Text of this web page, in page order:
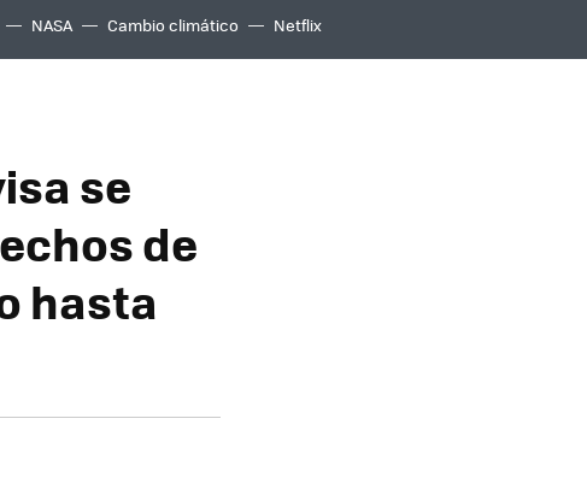
NASA Cambio climático Netflix
se
de
hasta